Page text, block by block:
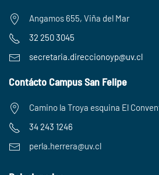
Angamos 655, Viña del Mar
32 250 3045
secretaria.direccionoyp@uv.cl
Contácto Campus San Felipe
Camino la Troya esquina El
34 243 1246
perla.herrera@uv.cl